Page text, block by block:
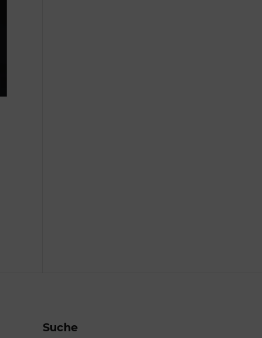
Suche